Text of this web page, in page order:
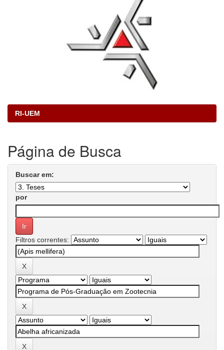
RI-UEM
Página de Busca
Buscar em:
por
Filtros correntes: